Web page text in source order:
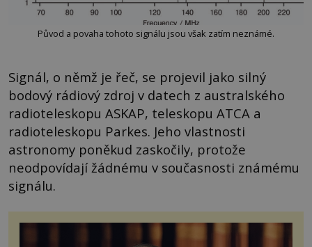
Původ a povaha tohoto signálu jsou však zatím neznámé.
Signál, o němž je řeč, se projevil jako silný
bodový rádiový zdroj v datech z australského
radioteleskopu ASKAP, teleskopu ATCA a
radioteleskopu Parkes. Jeho vlastnosti
astronomy poněkud zaskočily, protože
neodpovídají žádnému v současnosti známému
signálu.